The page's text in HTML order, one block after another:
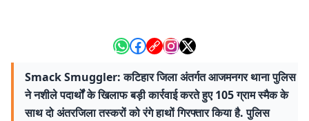
Smack Smuggler: कटिहार जिला अंतर्गत आजमनगर थाना पुलिस
ने नशीले पदार्थों के खिलाफ बड़ी कार्रवाई करते हुए 105 ग्राम स्मैक के
साथ दो अंतरजिला तस्करों को रंगे हाथों गिरफ्तार किया है. पुलिस